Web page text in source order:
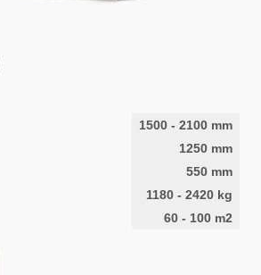
1500 - 2100 mm
1250 mm
550 mm
1180 - 2420 kg
60 - 100 m2